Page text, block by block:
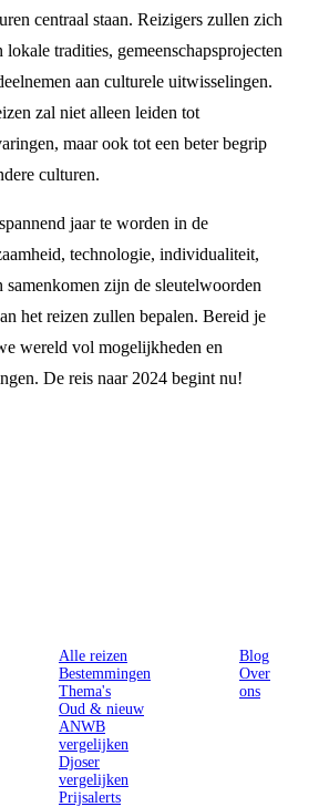
centraal staan. Reizigers zullen zich
tradities, gemeenschapsprojecten
aan culturele uitwisselingen.
zal niet alleen leiden tot
maar ook tot een beter begrip
culturen.
jaar te worden in de
technologie, individualiteit,
samenkomen zijn de sleutelwoorden
het reizen zullen bepalen. Bereid je
wereld vol mogelijkheden en
De reis naar 2024 begint nu!
Alle reizen
Bestemmingen
Thema's
Oud & nieuw
ANWB
vergelijken
Djoser
vergelijken
Prijsalerts
Blog
Over
ons